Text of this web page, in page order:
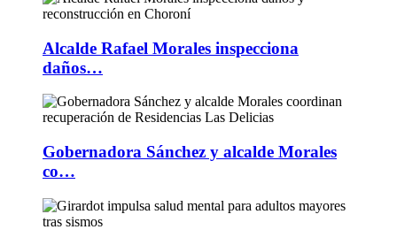
Alcalde Rafael Morales inspecciona
daños…
Gobernadora Sánchez y alcalde Morales
co…